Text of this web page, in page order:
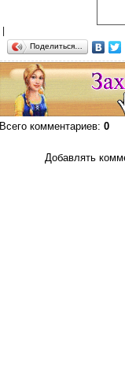
Поделиться…
Всего комментариев: 0
Добавлять